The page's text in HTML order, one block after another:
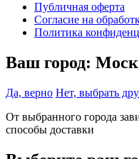
Публичная оферта
Согласие на
Политика
Ваш город:
Да, верно Нет, выбрать
От выбранного города
способы доставки